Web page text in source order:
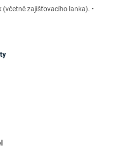
zajišťovacího lanka). •